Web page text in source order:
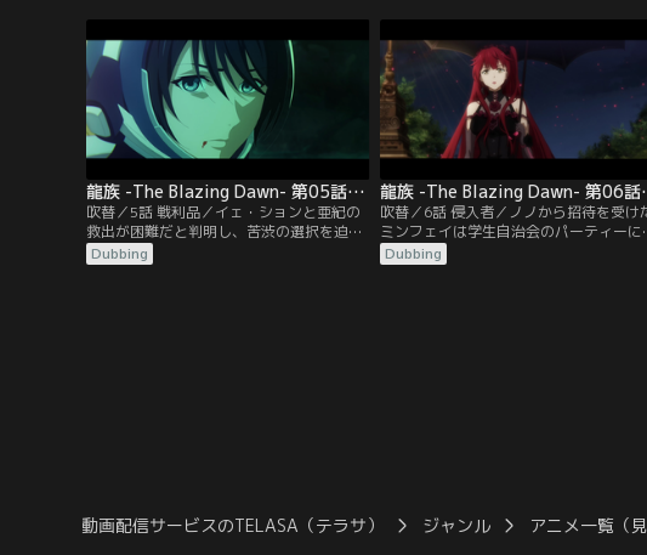
ンウェンへの想いを断ち切れず決心がつか
ないミンフェイ。そこへ入学の勧誘にきた
先輩女子・ノノがある提案を持ち掛ける。
った。そして、学院に集められた学生は
もまだ生き残っている龍を滅ぼすことを
命づけられた「龍殺しの使命」を背負って
いるのだという。
龍族 -The Blazing Dawn- 第05話／吹替
吹替／5話 戦利品／イェ・ションと亜紀の
救出が困難だと判明し、苦渋の選択を迫ら
れるラース教授。やむなく撤退しようとし
た時、亜紀が真鍮の缶を持ち水面に上がっ
Dubbing
龍族 -
吹替／6話 侵入者／ノノから招待を受け
ミンフェイは学生自治会のパーティーに
席する。豪勢な会場内でなぜかリンとタン
ゴを踊ることになったミンフェイだった
Dubbing
動画配信サービスのTELASA（テラサ） ジャンル アニメ一覧（見